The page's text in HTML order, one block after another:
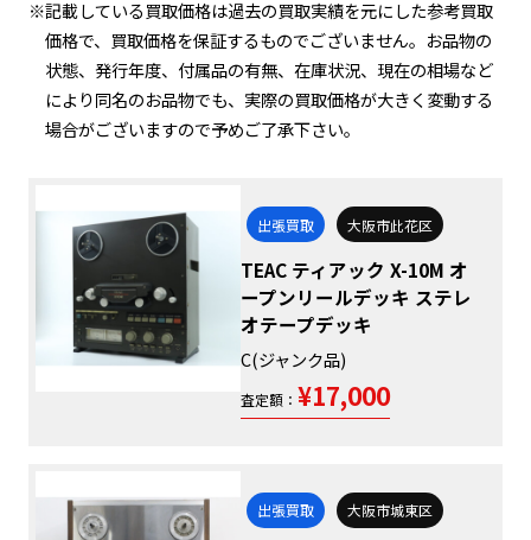
※記載している買取価格は過去の買取実績を元にした参考買取
価格で、買取価格を保証するものでございません。お品物の
状態、発行年度、付属品の有無、在庫状況、現在の相場など
により同名のお品物でも、実際の買取価格が大きく変動する
場合がございますので予めご了承下さい。
出張買取 大阪市此花区
TEAC ティアック X-10M オ
ープンリールデッキ ステレ
オテープデッキ
C(ジャンク品)
査定額： ¥17,000
出張買取 大阪市城東区